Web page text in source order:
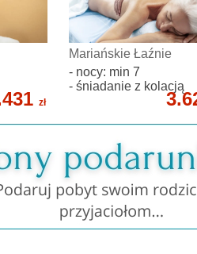
zł
Mariańskie Łaźnie
- nocy: min 7
- śniadanie z kolacją